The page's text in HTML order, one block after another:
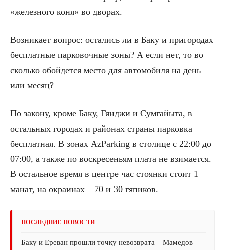
«железного коня» во дворах.
Возникает вопрос: остались ли в Баку и пригородах
бесплатные парковочные зоны? А если нет, то во
сколько обойдется место для автомобиля на день
или месяц?
По закону, кроме Баку, Гянджи и Сумгайыта, в
остальных городах и районах страны парковка
бесплатная. В зонах AzParking в столице с 22:00 до
07:00, а также по воскресеньям плата не взимается.
В остальное время в центре час стоянки стоит 1
манат, на окраинах – 70 и 30 гяпиков.
ПОСЛЕДНИЕ НОВОСТИ
Баку и Ереван прошли точку невозврата – Мамедов